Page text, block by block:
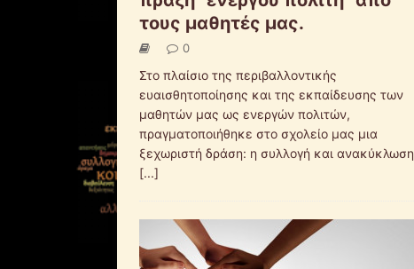
τους μαθητές μας.
0
Στο πλαίσιο της περιβαλλοντικής
ευαισθητοποίησης και της εκπαίδευσης των
μαθητών μας ως ενεργών πολιτών,
πραγματοποιήθηκε στο σχολείο μας μια
ξεχωριστή δράση: η συλλογή και ανακύκλωση
[...]